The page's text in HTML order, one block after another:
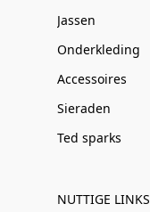
Jassen
Onderkleding
Accessoires
Sieraden
Ted sparks
NUTTIGE LINKS